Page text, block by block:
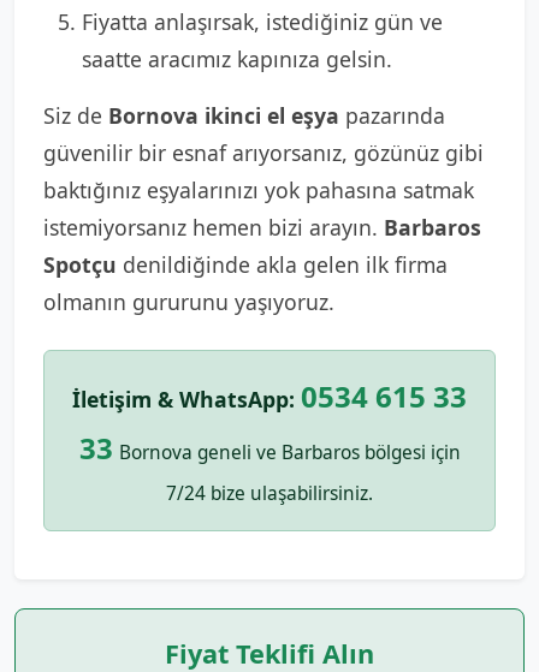
Fiyatta anlaşırsak, istediğiniz gün ve
saatte aracımız kapınıza gelsin.
Siz de Bornova ikinci el eşya pazarında
güvenilir bir esnaf arıyorsanız, gözünüz gibi
baktığınız eşyalarınızı yok pahasına satmak
istemiyorsanız hemen bizi arayın. Barbaros
Spotçu denildiğinde akla gelen ilk firma
olmanın gururunu yaşıyoruz.
İletişim & WhatsApp: 0534 615 33
33 Bornova geneli ve Barbaros bölgesi için
7/24 bize ulaşabilirsiniz.
Fiyat Teklifi Alın